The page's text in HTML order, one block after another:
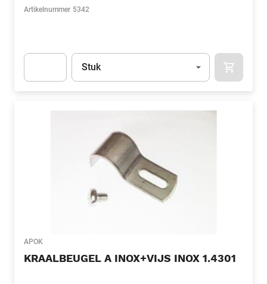
Artikelnummer 5342
Eenheid
Stuk
APOK
KRAALBEUGEL A INOX+VIJS INOX 1.4301